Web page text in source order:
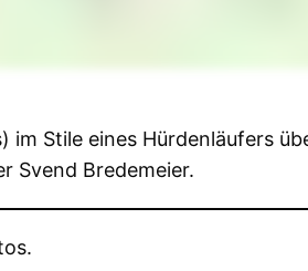
im Stile eines Hürdenläufers
Svend Bredemeier.